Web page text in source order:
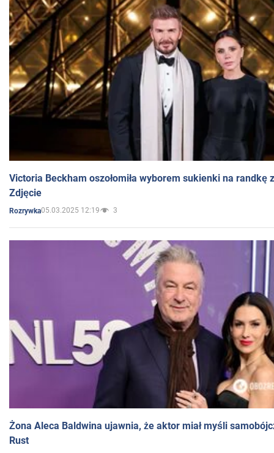
Victoria Beckham oszołomiła wyborem sukienki na randkę
Zdjęcie
Rozrywka05.03.2025 12:19 3
Żona Aleca Baldwina ujawnia, że aktor miał myśli
Rust